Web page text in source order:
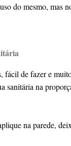
do mesmo, mas
fácil de fazer e
sanitária na
na parede,